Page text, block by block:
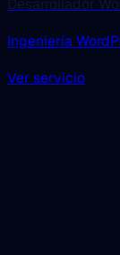
Ingeniería
Ver servicio